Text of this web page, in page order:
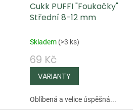
Cukk PUFFI "Foukačky"
Střední 8-12 mm
Skladem (>3 ks)
69 Kč
Oblíbená a velice úspěšná...